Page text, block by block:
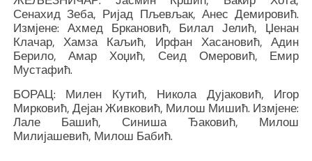
Сенахид Зеба, Ријад Пљевљак, Анес Демировић.
Измјене: Ахмед Бркановић, Билал Јелић, Џенан
Клачар, Хамза Каљић, Ирфан Хасановић, Адин
Берило, Амар Хоџић, Сеид Омеровић, Емир
Мустафић.
БОРАЦ: Милен Кутић, Никола Дујаковић, Игор
Мирковић, Дејан Живковић, Милош Мишић. Измјене:
Лале Башић, Синиша Ђаковић, Милош
Милијашевић, Милош Бабић.